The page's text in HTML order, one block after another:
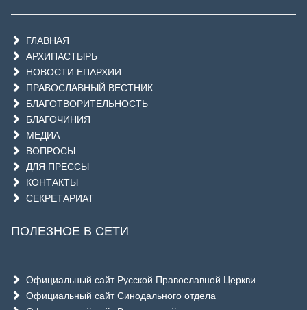
ГЛАВНАЯ
АРХИПАСТЫРЬ
НОВОСТИ ЕПАРХИИ
ПРАВОСЛАВНЫЙ ВЕСТНИК
БЛАГОТВОРИТЕЛЬНОСТЬ
БЛАГОЧИНИЯ
МЕДИА
ВОПРОСЫ
ДЛЯ ПРЕССЫ
КОНТАКТЫ
СЕКРЕТАРИАТ
ПОЛЕЗНОЕ В СЕТИ
Официальный сайт Русской Православной Церкви
Официальный сайт Синодального отдела